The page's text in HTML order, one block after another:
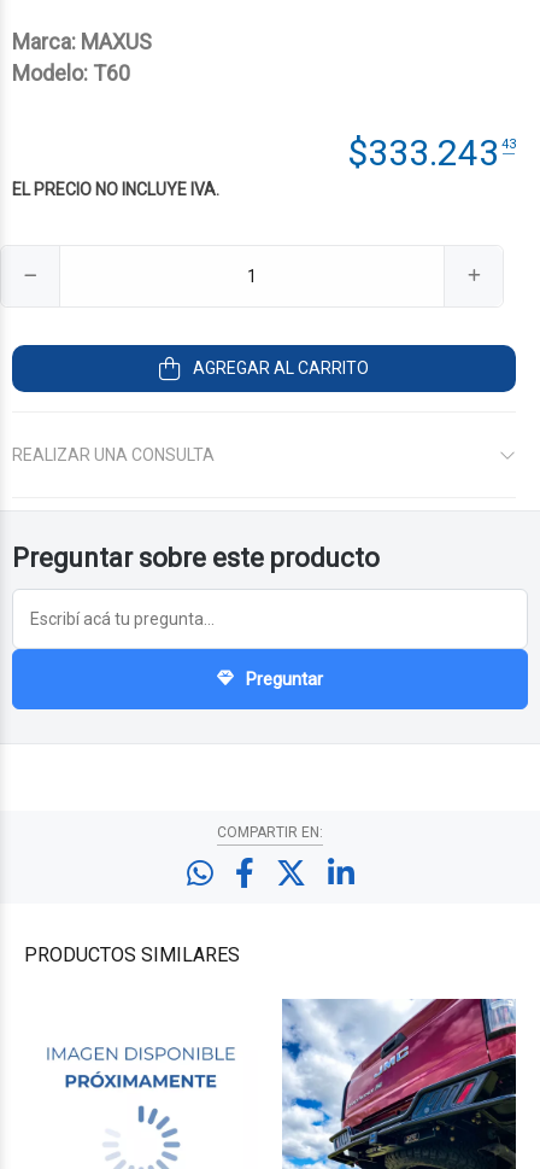
Marca: MAXUS
Modelo: T60
EL PRECIO NO INCLUYE IVA.
$333.243 43
AGREGAR AL CARRITO
REALIZAR UNA CONSULTA
Preguntar sobre este producto
Preguntar
COMPARTIR EN:
PRODUCTOS SIMILARES
$273.864